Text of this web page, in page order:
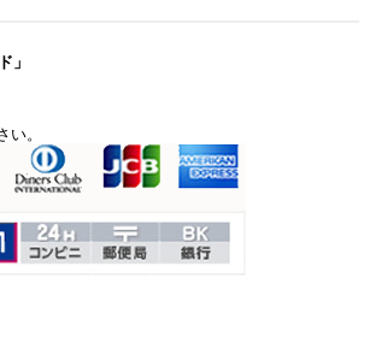
」
。